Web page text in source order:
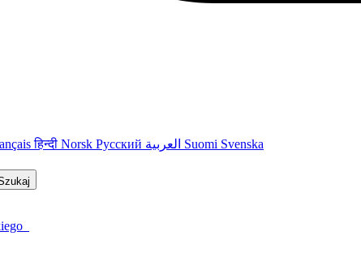
हिन्दी Norsk Русский Suomi Svenska